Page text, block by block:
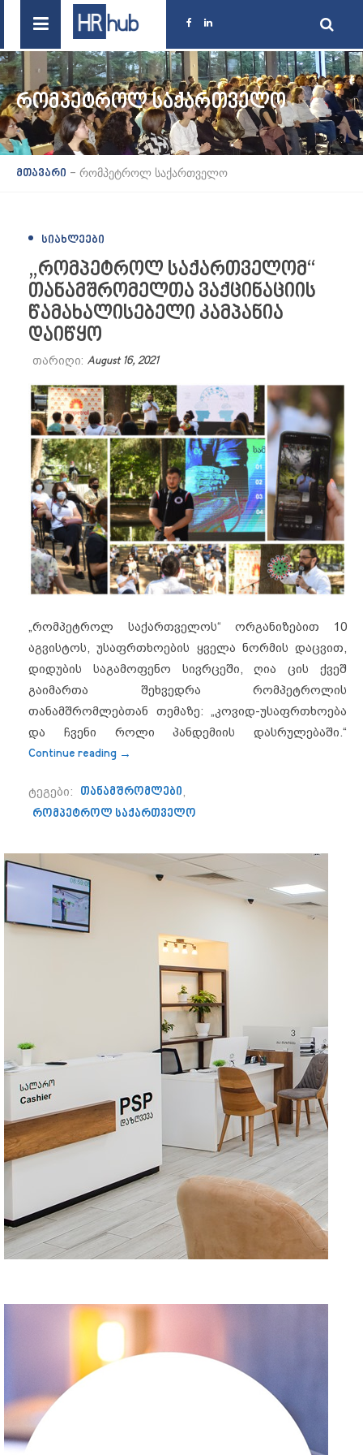
ᲠᲝᲛᲞᲔᲢᲠᲝᲚ ᲡᲐᲥᲐᲠᲗᲕᲔᲚᲝ
მთავარი - რომპეტროლ საქართველო
ᲡᲘᲐᲮᲚᲔᲔᲑᲘ
„რომპეტროლ საქართველომ“
თანამშრომელთა ვაქცინაციის
წამახალისებელი კამპანია
დაიწყო
თარიღი: August 16, 2021
„რომპეტროლ საქართველოს“ ორგანიზებით 10
აგვისტოს, უსაფრთხოების ყველა ნორმის დაცვით,
დიდუბის საგამოფენო სივრცეში, ღია ცის ქვეშ
გაიმართა შეხვედრა რომპეტროლის
თანამშრომლებთან თემაზე: „კოვიდ-უსაფრთხოება
და ჩვენი როლი პანდემიის დასრულებაში.“
Continue reading “„რომპეტროლ საქართველომ“
→
ტეგები: თანამშრომლები,
რომპეტროლ საქართველო